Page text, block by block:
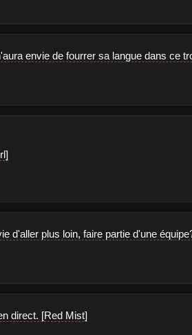
envie de fourrer sa langue dans ce
d'aller plus loin, faire partie d'une
direct. [Red Mist]